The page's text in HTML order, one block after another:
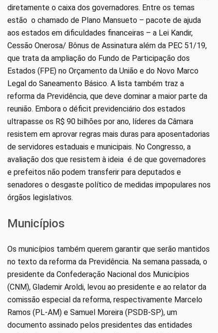
diretamente o caixa dos governadores. Entre os temas
estão o chamado de Plano Mansueto – pacote de ajuda
aos estados em dificuldades financeiras – a Lei Kandir,
Cessão Onerosa/ Bônus de Assinatura além da PEC 51/19,
que trata da ampliação do Fundo de Participação dos
Estados (FPE) no Orçamento da União e do Novo Marco
Legal do Saneamento Básico. A lista também traz a
reforma da Previdência, que deve dominar a maior parte da
reunião. Embora o déficit previdenciário dos estados
ultrapasse os R$ 90 bilhões por ano, líderes da Câmara
resistem em aprovar regras mais duras para aposentadorias
de servidores estaduais e municipais. No Congresso, a
avaliação dos que resistem à ideia é de que governadores
e prefeitos não podem transferir para deputados e
senadores o desgaste político de medidas impopulares nos
órgãos legislativos.
Municípios
Os municípios também querem garantir que serão mantidos
no texto da reforma da Previdência. Na semana passada, o
presidente da Confederação Nacional dos Municípios
(CNM), Glademir Aroldi, levou ao presidente e ao relator da
comissão especial da reforma, respectivamente Marcelo
Ramos (PL-AM) e Samuel Moreira (PSDB-SP), um
documento assinado pelos presidentes das entidades